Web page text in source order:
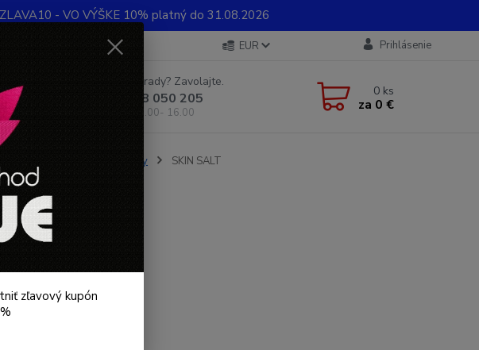
- VO VÝŠKE 10% platný do 31.08.2026
EUR Prihlásenie
Neviete si rady? Zavolajte.
+421 948 050 205
Denne od 8.00- 16.00
0 ks
za 0 €
Starostlivosť o nohy SKIN SALT
zľavový kupón